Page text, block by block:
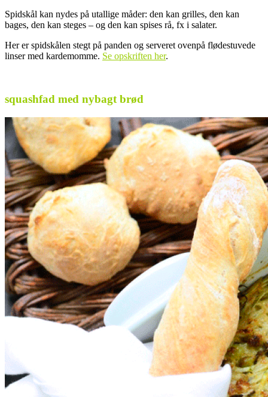
Spidskål kan nydes på utallige måder: den kan grilles, den kan
bages, den kan steges – og den kan spises rå, fx i salater.
Her er spidskålen stegt på panden og serveret ovenpå flødestuvede
linser med kardemomme. Se opskriften her.
squashfad med nybagt brød